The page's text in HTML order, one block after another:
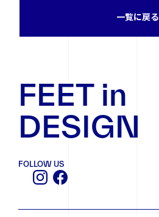
一覧に戻る
FEET in
DESIGN
FOLLOW US